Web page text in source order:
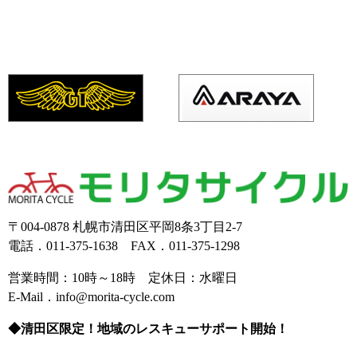
〒004-0878 札幌市清田区平岡8条3丁目2-7
電話．011-375-1638 FAX．011-375-1298
営業時間：10時～18時 定休日：水曜日
E-Mail．info@morita-cycle.com
◆清田区限定！地域のレスキューサポート開始！